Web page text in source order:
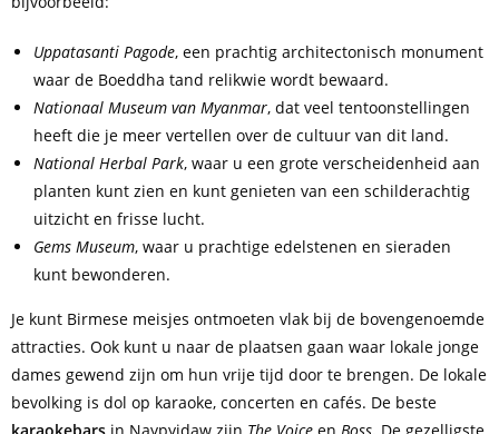
Uppatasanti Pagode, een prachtig architectonisch monument
waar de Boeddha tand relikwie wordt bewaard.
Nationaal Museum van Myanmar, dat veel tentoonstellingen
heeft die je meer vertellen over de cultuur van dit land.
National Herbal Park, waar u een grote verscheidenheid aan
planten kunt zien en kunt genieten van een schilderachtig
uitzicht en frisse lucht.
Gems Museum, waar u prachtige edelstenen en sieraden
kunt bewonderen.
Je kunt Birmese meisjes ontmoeten vlak bij de bovengenoemde
attracties. Ook kunt u naar de plaatsen gaan waar lokale jonge
dames gewend zijn om hun vrije tijd door te brengen. De lokale
bevolking is dol op karaoke, concerten en cafés. De beste